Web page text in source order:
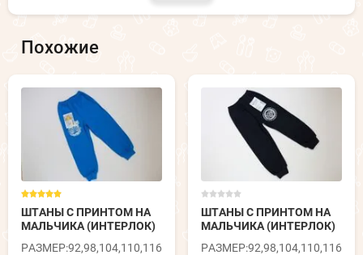
Похожие
ШТАНЫ С ПРИНТОМ НА
МАЛЬЧИКА (ИНТЕРЛОК)
РАЗМЕР:92,98,104,110,116
ШТАНЫ С ПРИНТОМ НА
МАЛЬЧИКА (ИНТЕРЛОК)
РАЗМЕР:92,98,104,110,116